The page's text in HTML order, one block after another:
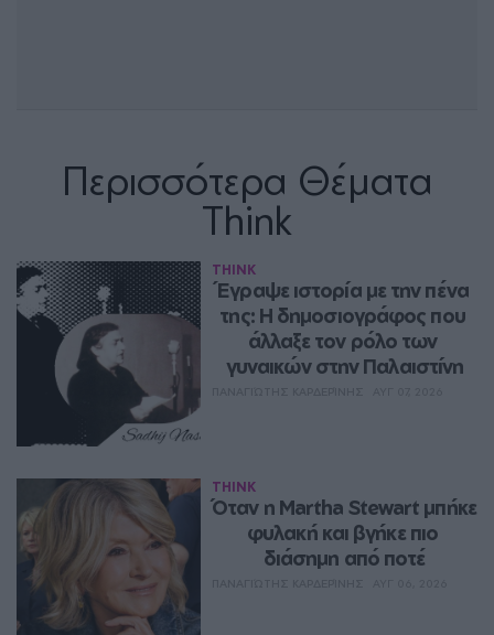
Περισσότερα Θέματα
Think
THINK
Έγραψε ιστορία με την πένα
της: Η δημοσιογράφος που
άλλαξε τον ρόλο των
γυναικών στην Παλαιστίνη
THINK
Όταν η Martha Stewart μπήκε
φυλακή και βγήκε πιο
διάσημη από ποτέ